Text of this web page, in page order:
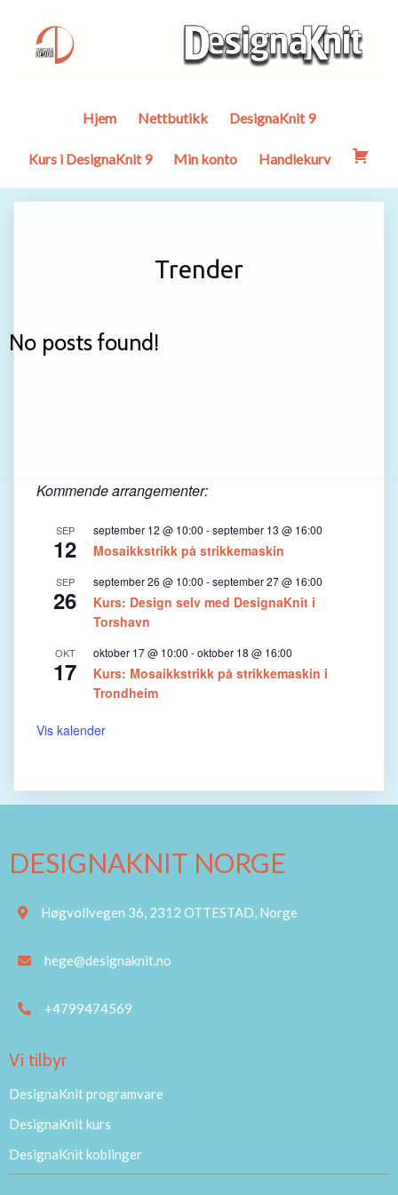
Hjem Nettbutikk DesignaKnit 9
Kurs i DesignaKnit 9 Min konto Handlekurv
Trender
No posts found!
Kommende arrangementer:
SEP
12
september 12 @ 10:00 -september 13 @ 16:00
Mosaikkstrikk på strikkemaskin
SEP
26
september 26 @ 10:00 -september 27 @ 16:00
Kurs: Design selv med DesignaKnit i
Torshavn
OKT
17
oktober 17 @ 10:00 -oktober 18 @ 16:00
Kurs: Mosaikkstrikk på strikkemaskin i
Trondheim
Vis kalender
DESIGNAKNIT NORGE
Høgvollvegen 36, 2312 OTTESTAD, Norge
hege@designaknit.no
+4799474569
Vi tilbyr
DesignaKnit programvare
DesignaKnit kurs
DesignaKnit koblinger